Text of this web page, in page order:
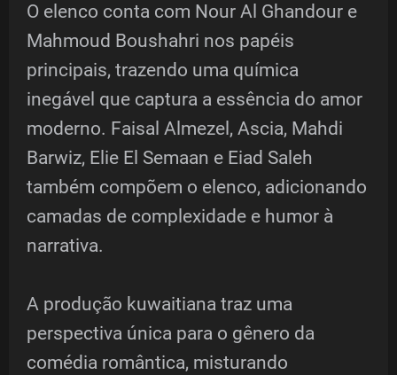
O elenco conta com Nour Al Ghandour e
Mahmoud Boushahri nos papéis
principais, trazendo uma química
inegável que captura a essência do amor
moderno. Faisal Almezel, Ascia, Mahdi
Barwiz, Elie El Semaan e Eiad Saleh
também compõem o elenco, adicionando
camadas de complexidade e humor à
narrativa.
A produção kuwaitiana traz uma
perspectiva única para o gênero da
comédia romântica, misturando